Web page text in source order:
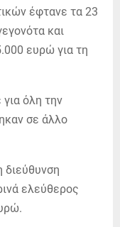
έφτανε τα 23
και
ευρώ για τη
όλη την
σε άλλο
διεύθυνση
ελεύθερος